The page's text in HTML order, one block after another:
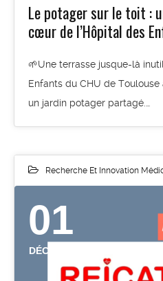
Le potager sur le toit :
cœur de l’Hôpital des
🌱Une terrasse jusque-là
Enfants du CHU de
un jardin potager partagé.…
Recherche Et Innovation
01
DÉC 2024